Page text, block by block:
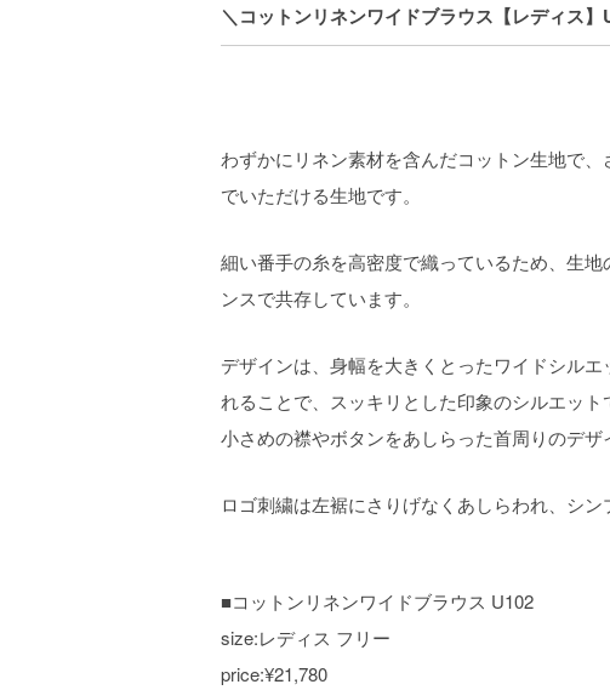
＼コットンリネンワイドブラウス【レディス
わずかにリネン素材を含んだコットン生地で
でいただける生地です。
細い番手の糸を高密度で織っているため、生
ンスで共存しています。
デザインは、身幅を大きくとったワイドシル
れることで、スッキリとした印象のシルエット
小さめの襟やボタンをあしらった首周りのデザ
ロゴ刺繍は左裾にさりげなくあしらわれ、シ
■コットンリネンワイドブラウス U102
size:レディス フリー
price:¥21,780